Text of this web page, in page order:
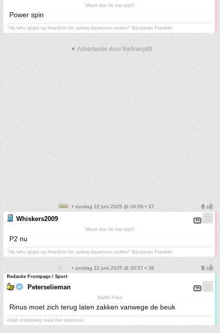
Maak dat de kat wijs!!
Power spin
"He who gives up freedom for safety deserves neither" Benjamin Franklin
▼ Advertentie door Refinery89
• zondag 22 juni 2025 @ 20:56 • 37
Whiskers2009
Maak dat de kat wijs!!
P2 nu
"He who gives up freedom for safety deserves neither" Benjamin Franklin
• zondag 22 juni 2025 @ 20:57 • 38
Redactie Frontpage / Sport
Peterselieman
Maffe Fries
Rinus moet zich terug laten zakken vanwege de beuk
Altijd onderweg naar het avontuur